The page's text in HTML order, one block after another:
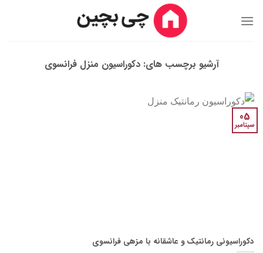
آرشیو برچسب های:دکوراسیون منزل فرانسوی
دکوراسیونی رمانتیک و عاشقانه با مزه‎ی فرانسوی
05
سپتامبر